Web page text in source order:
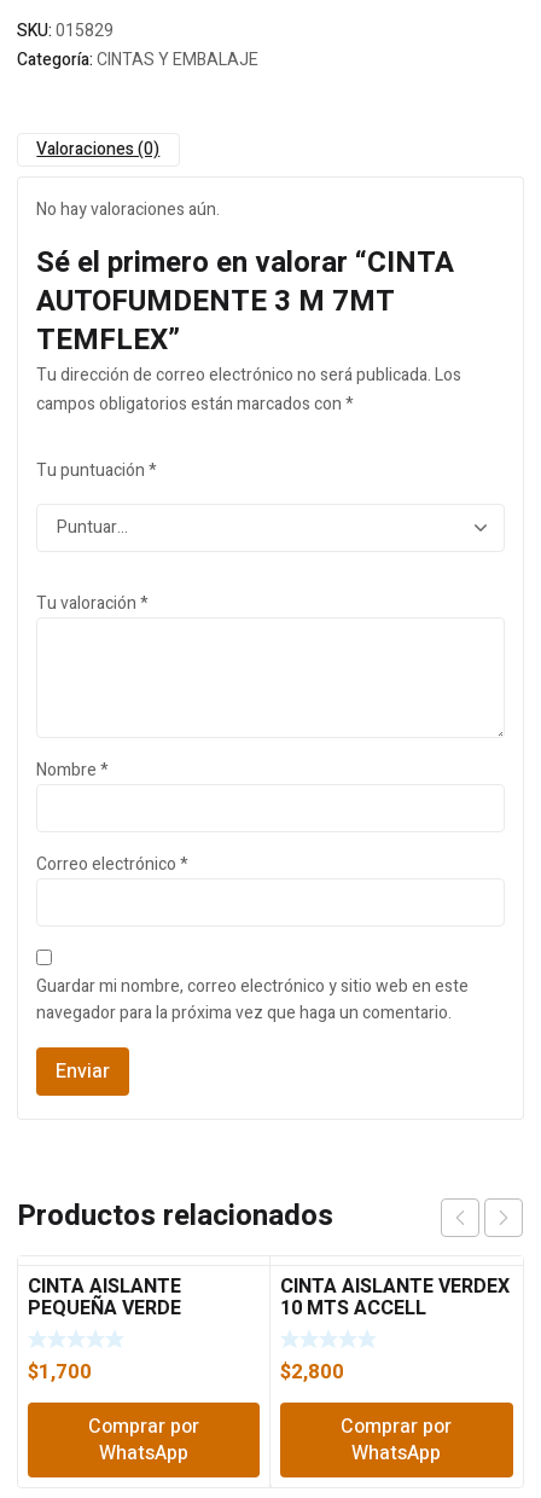
SKU:015829
Categoría:CINTAS Y EMBALAJE
Valoraciones (0)
No hay valoraciones aún.
Sé el primero en valorar “CINTA
AUTOFUMDENTE 3 M 7MT
TEMFLEX”
Tu dirección de correo electrónico no será publicada.Los
campos obligatorios están marcados con*
Tu puntuación*
Tu valoración*
Nombre*
Correo electrónico*
Guardar mi nombre, correo electrónico y sitio web en este
navegador para la próxima vez que haga un comentario.
Productos relacionados
CINTA AISLANTE
PEQUEÑA VERDE
$1,700
Comprar por
WhatsApp
CINTA AISLANTE VERDEX
10 MTS ACCELL
$2,800
Comprar por
WhatsApp